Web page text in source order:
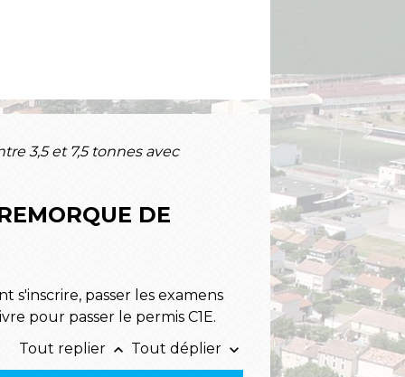
3,5 et 7,5 tonnes avec
DE
s'inscrire, passer les examens
pour passer le permis C1E.
Tout replier keyboard_arrow_up Tout déplier keyboard_arrow_down